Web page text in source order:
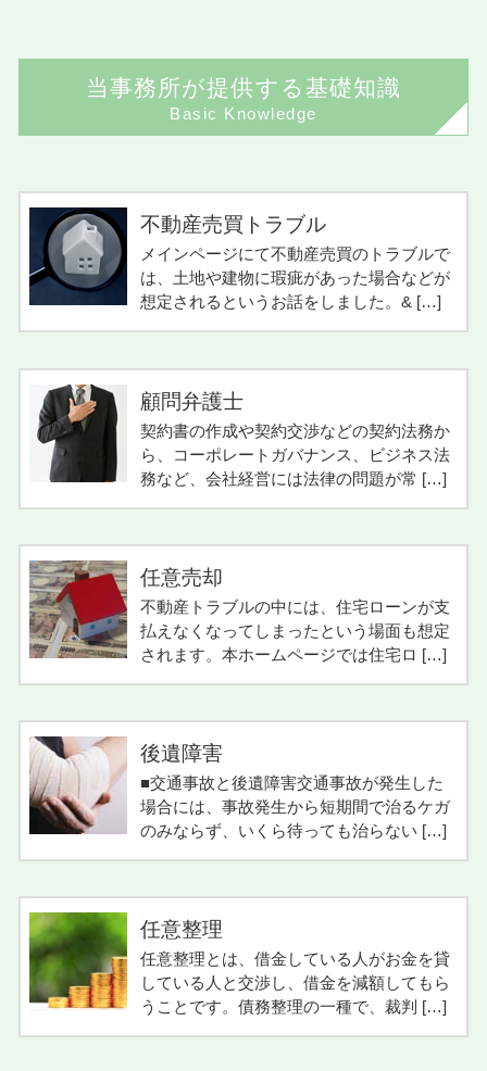
当事務所が提供する基礎知識
Basic Knowledge
不動産売買トラブル
メインページにて不動産売買のトラブルで
は、土地や建物に瑕疵があった場合などが
想定されるというお話をしました。& […]
顧問弁護士
契約書の作成や契約交渉などの契約法務か
ら、コーポレートガバナンス、ビジネス法
務など、会社経営には法律の問題が常 […]
任意売却
不動産トラブルの中には、住宅ローンが支
払えなくなってしまったという場面も想定
されます。本ホームページでは住宅ロ […]
後遺障害
■交通事故と後遺障害交通事故が発生した
場合には、事故発生から短期間で治るケガ
のみならず、いくら待っても治らない […]
任意整理
任意整理とは、借金している人がお金を貸
している人と交渉し、借金を減額してもら
うことです。債務整理の一種で、裁判 […]